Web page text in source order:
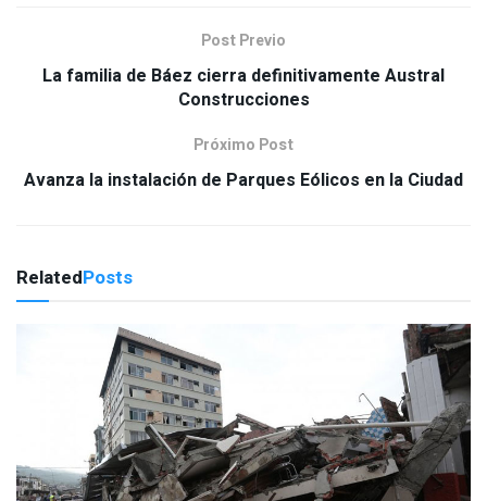
Post Previo
La familia de Báez cierra definitivamente Austral
Construcciones
Próximo Post
Avanza la instalación de Parques Eólicos en la Ciudad
RelatedPosts